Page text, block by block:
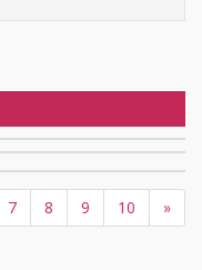
7 8 9 10
»